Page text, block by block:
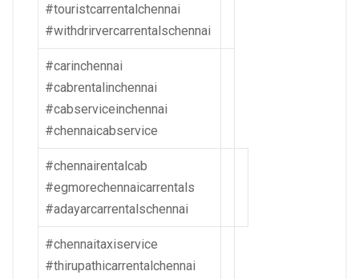
#touristcarrentalchennai
#withdrirvercarrentalschennai
#carinchennai
#cabrentalinchennai
#cabserviceinchennai
#chennaicabservice
#chennairentalcab
#egmorechennaicarrentals
#adayarcarrentalschennai
#chennaitaxiservice
#thirupathicarrentalchennai